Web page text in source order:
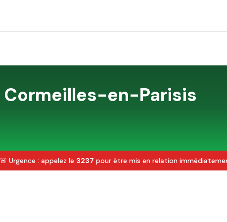
Cormeilles-en-Parisis
🚨 Urgence : appelez le 3237 pour être mis en relation